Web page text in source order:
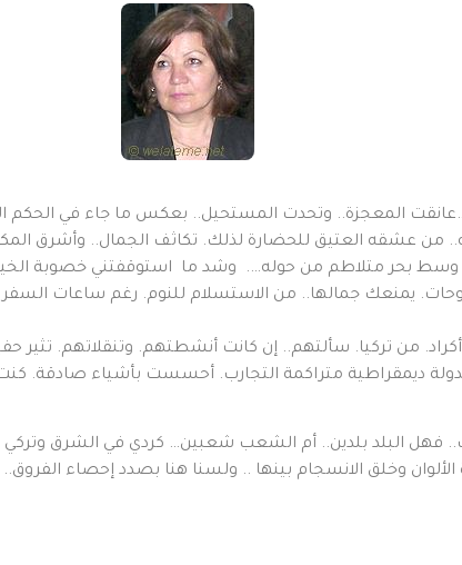
…عانقت المعجزة.. وتحدت المستحيل.. بعكس ما جاء في الحكم
من عشقه العتيق للحضارة لذلك. تكاثف الجمال.. وأشرق
بحر متلاطم من حوله…. وشد ما استوقفتني خصوبة الخيال
يمنعك جمالها.. من الاستسلام للنوم. رغم ساعات السفر
من تركيا. سألتهم.. إن كانت أنشطتهم. وتنقلاتهم. تثير
ديمقراطية متراكمة التجارب. أحسست بأشياء صادقة.
فهل البلد بلدين.. أم الشعب شعبين… كردي في الشرق وتركي في
الألوان وخلق الانسجام بينها .. ولسنا هنا بصدد إحصاء